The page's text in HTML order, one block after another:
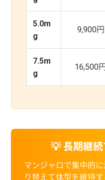
5.0m
g
9,900円
7.5m
g
16,500
💡 長期継
マンジャロで集中的
り替えて体型を維持